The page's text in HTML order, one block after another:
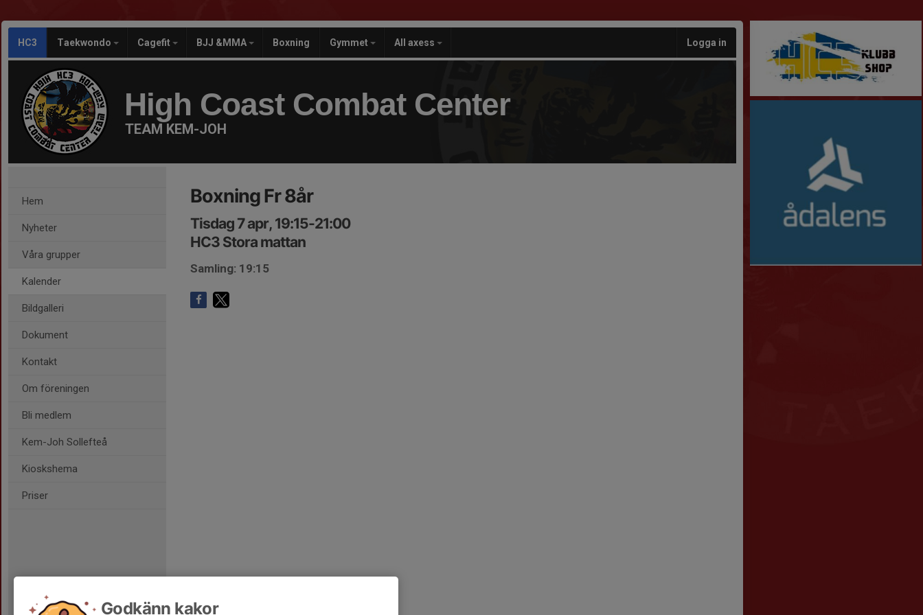
HC3 Taekwondo Cagefit BJJ &MMA Boxning Gymmet All axess Logga in
High Coast Combat Center
TEAM KEM-JOH
Hem
Nyheter
Våra grupper
Kalender
Bildgalleri
Dokument
Kontakt
Om föreningen
Bli medlem
Kem-Joh Sollefteå
Kioskshema
Priser
Boxning Fr 8år
Tisdag 7 apr, 19:15-21:00
HC3 Stora mattan
Samling: 19:15
Godkänn kakor